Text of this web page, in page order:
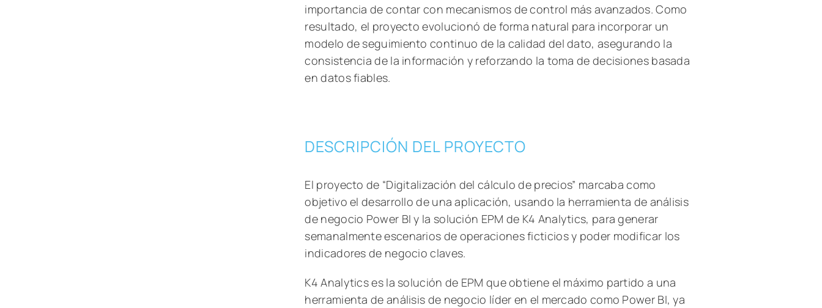
importancia de contar con mecanismos de control más avanzados. Como
resultado, el proyecto evolucionó de forma natural para incorporar un
modelo de seguimiento continuo de la calidad del dato, asegurando la
consistencia de la información y reforzando la toma de decisiones basada
en datos fiables.
DESCRIPCIÓN DEL PROYECTO
El proyecto de “Digitalización del cálculo de precios” marcaba como
objetivo el desarrollo de una aplicación, usando la herramienta de análisis
de negocio Power BI y la solución EPM de K4 Analytics, para generar
semanalmente escenarios de operaciones ficticios y poder modificar los
indicadores de negocio claves.
K4 Analytics es la solución de EPM que obtiene el máximo partido a una
herramienta de análisis de negocio líder en el mercado como Power BI, ya